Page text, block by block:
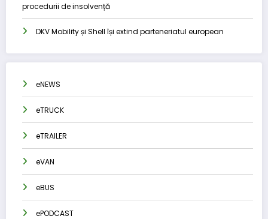
procedurii de insolvență
DKV Mobility și Shell își extind parteneriatul european
eNEWS
eTRUCK
eTRAILER
eVAN
eBUS
ePODCAST